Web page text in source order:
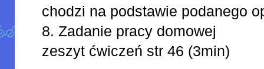
chodzi na podstawie podanego
8. Zadanie pracy domowej
zeszyt ćwiczeń str 46 (3min)